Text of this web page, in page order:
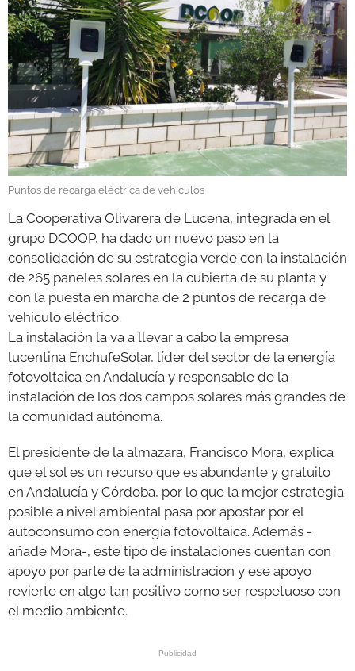
Puntos de recarga eléctrica de vehículos
La Cooperativa Olivarera de Lucena, integrada en el
grupo DCOOP, ha dado un nuevo paso en la
consolidación de su estrategia verde con la instalación
de 265 paneles solares en la cubierta de su planta y
con la puesta en marcha de 2 puntos de recarga de
vehículo eléctrico.
La instalación la va a llevar a cabo la empresa
lucentina EnchufeSolar, líder del sector de la energía
fotovoltaica en Andalucía y responsable de la
instalación de los dos campos solares más grandes de
la comunidad autónoma.
El presidente de la almazara, Francisco Mora, explica
que el sol es un recurso que es abundante y gratuito
en Andalucía y Córdoba, por lo que la mejor estrategia
posible a nivel ambiental pasa por apostar por el
autoconsumo con energía fotovoltaica. Además -
añade Mora-, este tipo de instalaciones cuentan con
apoyo por parte de la administración y ese apoyo
revierte en algo tan positivo como ser respetuoso con
el medio ambiente.